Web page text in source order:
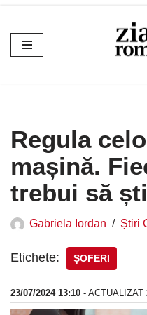
Sari
la
Regula
mașină.
trebui să
Gabriela Iordan Știri
Etichete: ȘOFERI
23/07/2024 13:10 - ACTUALIZAT